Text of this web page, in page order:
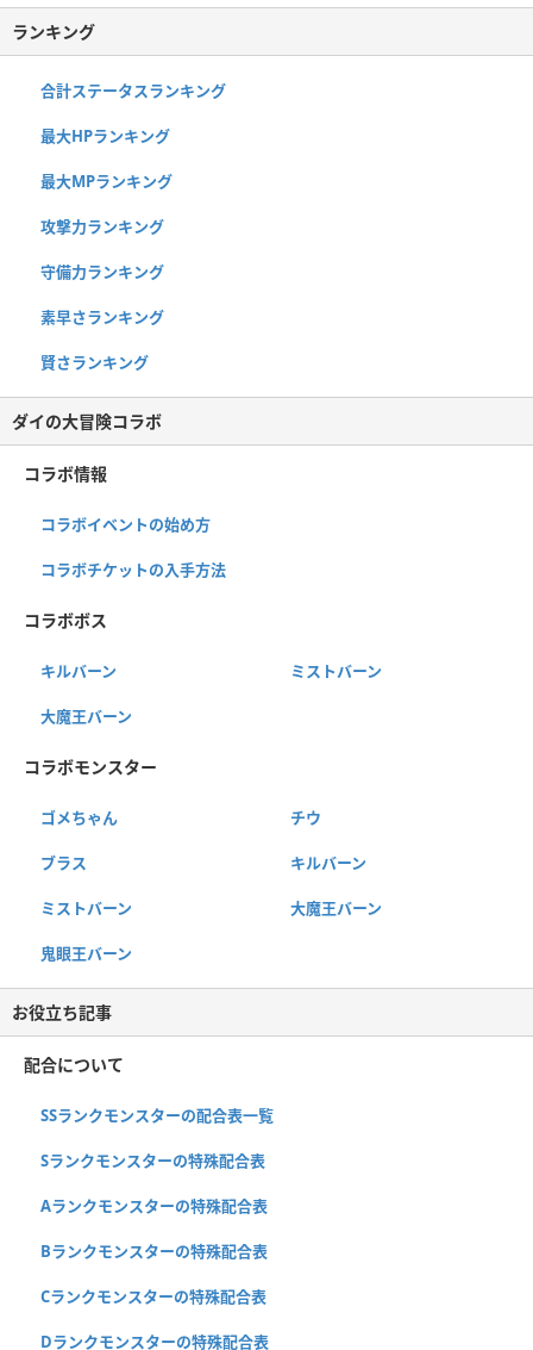
ランキング
合計ステータスランキング
最大HPランキング
最大MPランキング
攻撃力ランキング
守備力ランキング
素早さランキング
賢さランキング
ダイの大冒険コラボ
コラボ情報
コラボイベントの始め方
コラボチケットの入手方法
コラボボス
キルバーン ミストバーン
大魔王バーン
コラボモンスター
ゴメちゃん チウ
ブラス キルバーン
ミストバーン 大魔王バーン
鬼眼王バーン
お役立ち記事
配合について
SSランクモンスターの配合表一覧
Sランクモンスターの特殊配合表
Aランクモンスターの特殊配合表
Bランクモンスターの特殊配合表
Cランクモンスターの特殊配合表
Dランクモンスターの特殊配合表